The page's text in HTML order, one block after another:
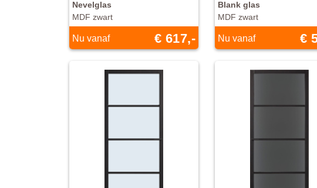
Nevelglas
MDF zwart
Nu vanaf € 617,-
Blank glas
MDF zwart
Nu vanaf €